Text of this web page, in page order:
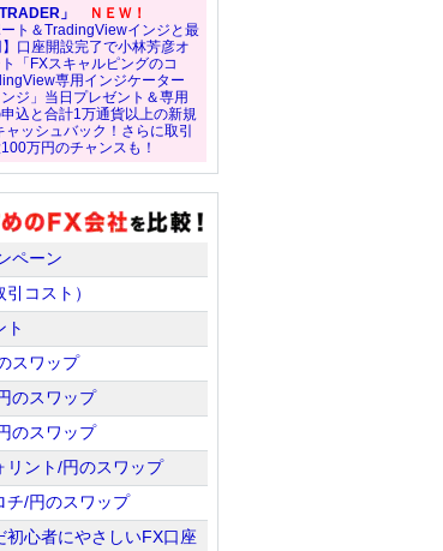
」
ＮＥＷ！
ート＆TradingViewインジと最
口座開設完了で小林芳彦オ
「FXスキャルピングのコ
専用インジケーター
ンジ」当日プレゼント＆専用
込と合計1万通貨以上の新規
ッシュバック！さらに取引
万円のチャンスも！
ペーン
コスト）
ト
スワップ
のスワップ
のスワップ
リント/円のスワップ
チ/円のスワップ
初心者にやさしいFX口座